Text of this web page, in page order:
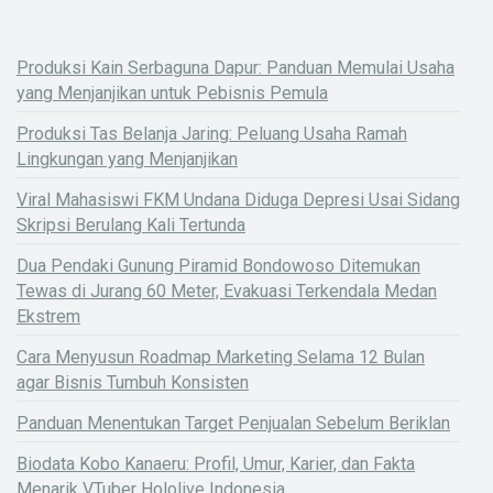
Produksi Kain Serbaguna Dapur: Panduan Memulai Usaha
yang Menjanjikan untuk Pebisnis Pemula
Produksi Tas Belanja Jaring: Peluang Usaha Ramah
Lingkungan yang Menjanjikan
Viral Mahasiswi FKM Undana Diduga Depresi Usai Sidang
Skripsi Berulang Kali Tertunda
Dua Pendaki Gunung Piramid Bondowoso Ditemukan
Tewas di Jurang 60 Meter, Evakuasi Terkendala Medan
Ekstrem
Cara Menyusun Roadmap Marketing Selama 12 Bulan
agar Bisnis Tumbuh Konsisten
Panduan Menentukan Target Penjualan Sebelum Beriklan
Biodata Kobo Kanaeru: Profil, Umur, Karier, dan Fakta